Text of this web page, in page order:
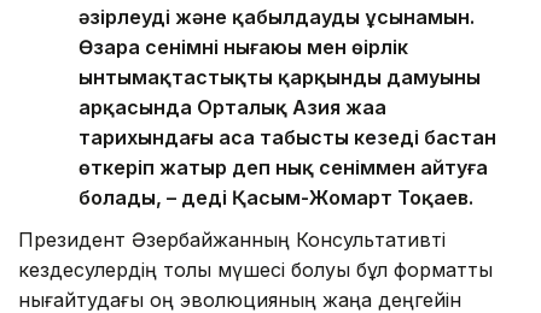
әзірлеуді және қабылдауды ұсынамын.
Өзара сенімнің нығаюы мен өңірлік
ынтымақтастықтың қарқынды дамуының
арқасында Орталық Азия жаңа
тарихындағы аса табысты кезеңді бастан
өткеріп жатыр деп нық сеніммен айтуға
болады, – деді Қасым-Жомарт Тоқаев.
Президент Әзербайжанның Консультативті
кездесулердің толық мүшесі болуы бұл форматты
нығайтудағы оң эволюцияның жаңа деңгейін